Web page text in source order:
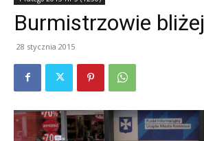
Burmistrzowie
28 stycznia 2015